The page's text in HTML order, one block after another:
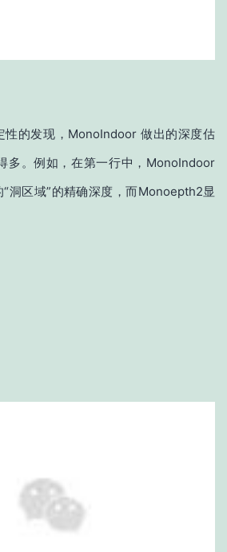
性的发现，MonoIndoor 做出的深度估
多。例如，在第一行中，MonoIndoor
洞区域”的精确深度，而Monoepth2显